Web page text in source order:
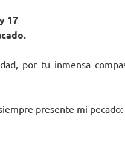
17
por tu inmensa
presente mi